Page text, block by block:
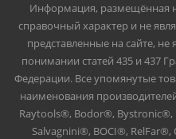
Информация, размещённая
справочный характер и не
представленные на сайте,
понимании статей 435 и 437
Федерации. Все упомянутые
наименования
Raytools®, Bodor®, Bystronic®,
Salvagnini®, BOCI®,